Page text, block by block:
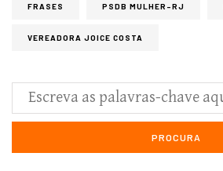
FRASES PSDB MULHER-RJ
VEREADORA JOICE COSTA